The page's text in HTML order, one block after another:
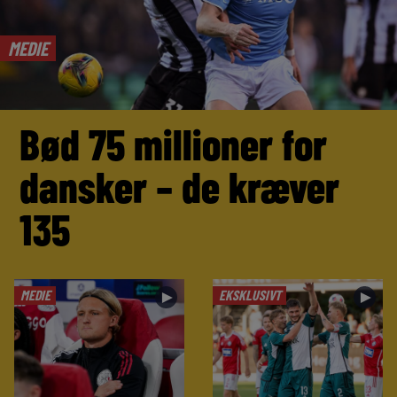
MEDIE
Bød 75 millioner for
dansker – de kræver
135
MEDIE ► EKSKLUSIVT ►